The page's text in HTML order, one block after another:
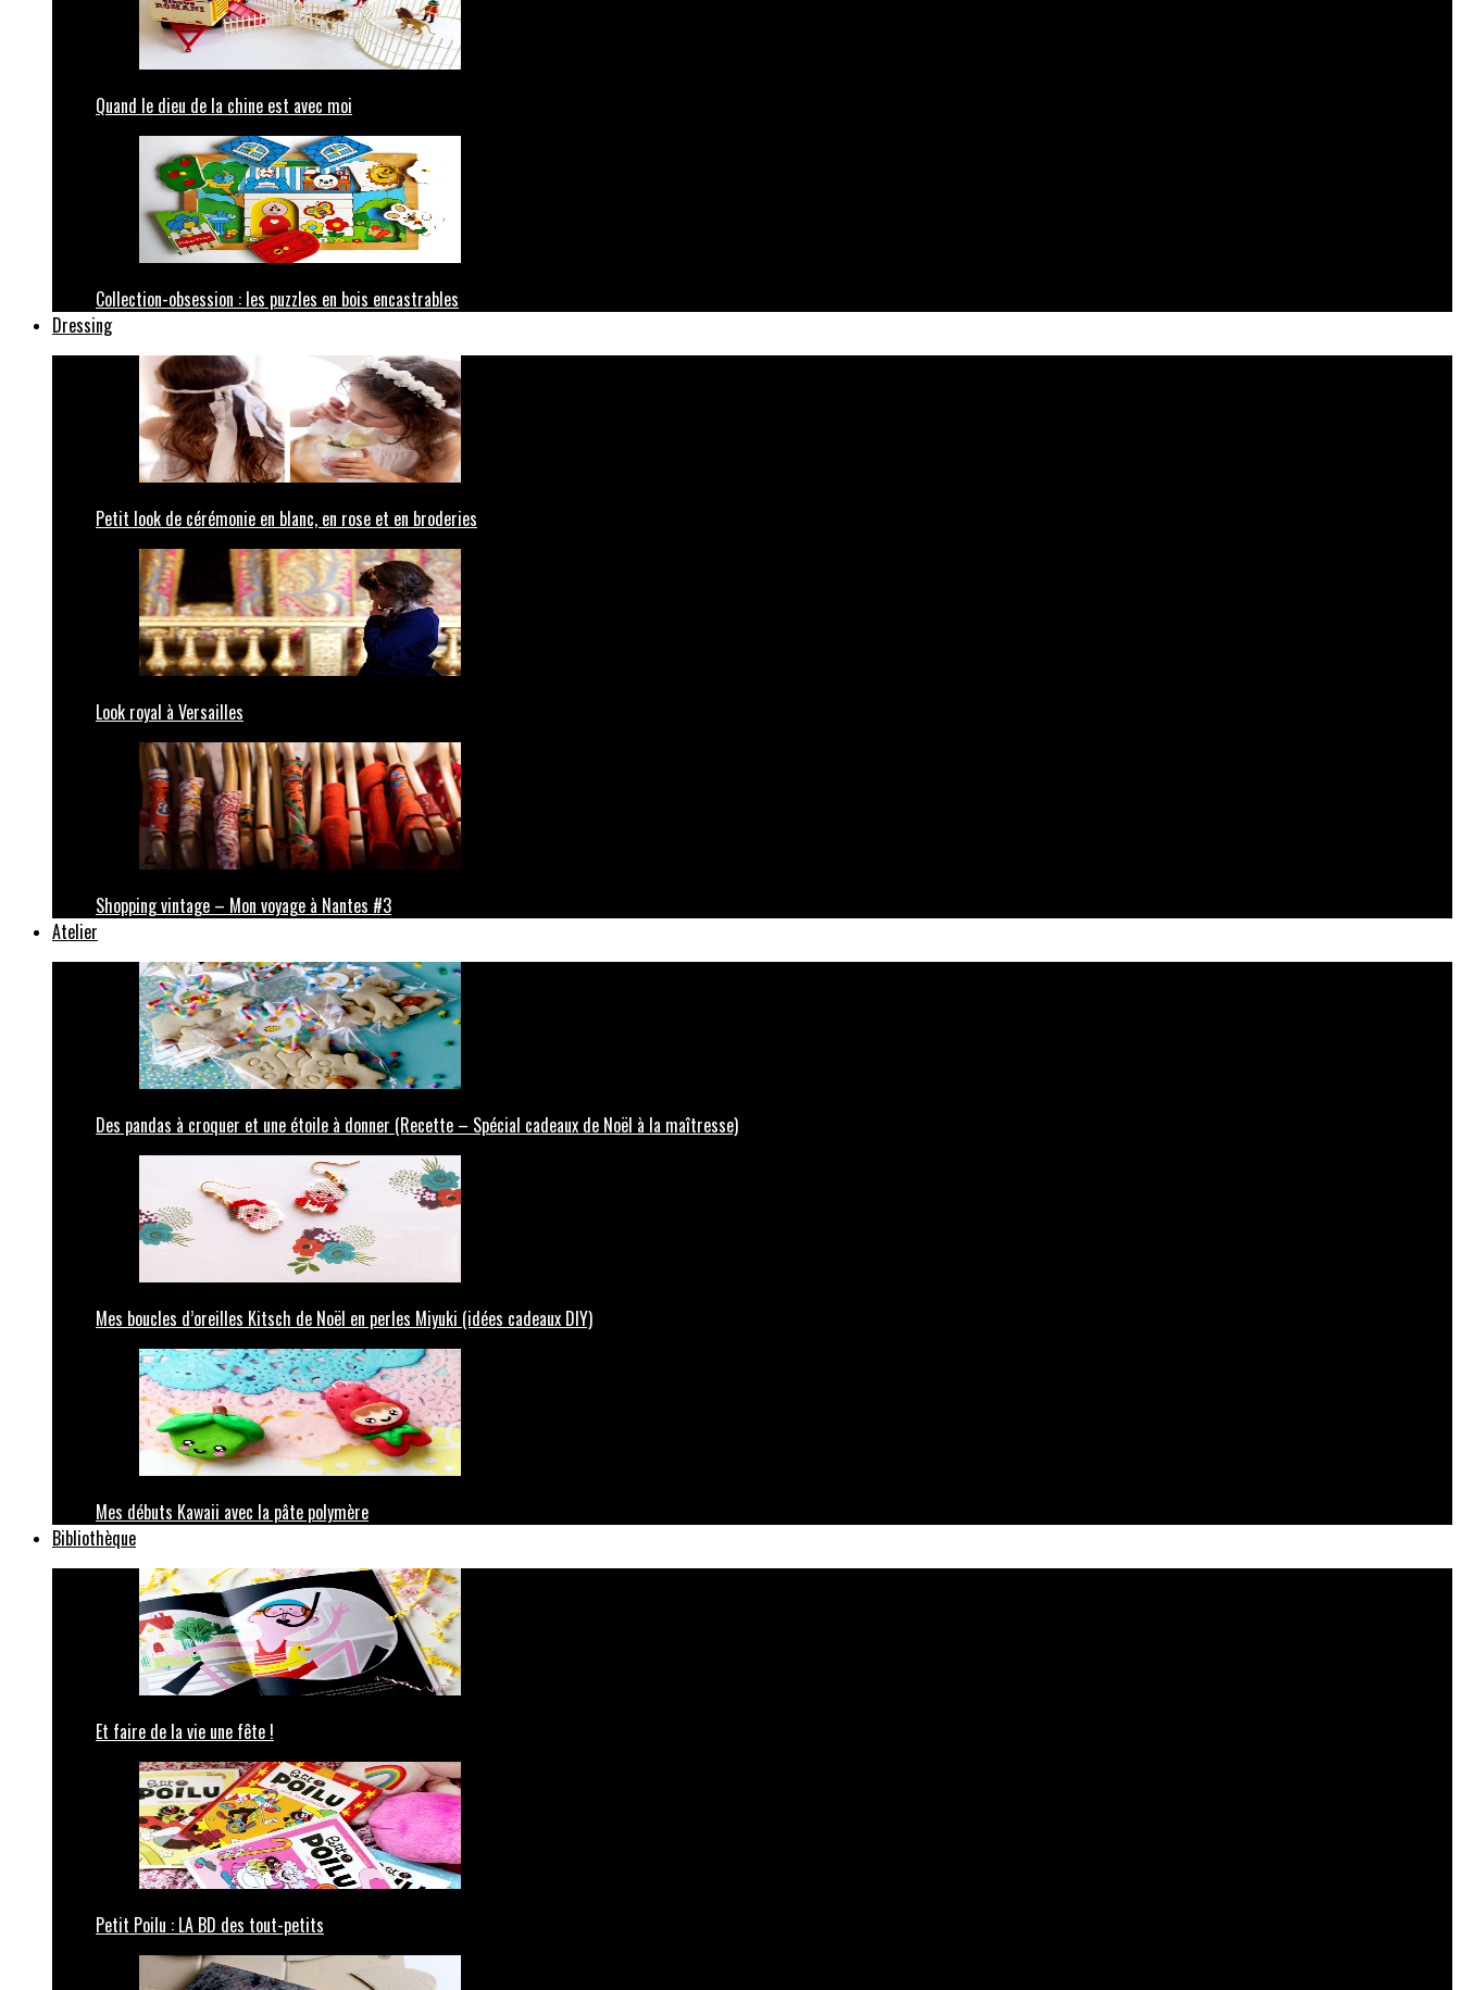
Quand le dieu de la chine est avec moi
Collection-obsession : les puzzles en bois encastrables
Dressing
Petit look de cérémonie en blanc, en rose et en broderies
Look royal à Versailles
Shopping vintage – Mon voyage à Nantes #3
Atelier
Des pandas à croquer et une étoile à donner (Recette – Spécial cadeaux de Noël à la maîtresse)
Mes boucles d’oreilles Kitsch de Noël en perles Miyuki (idées cadeaux DIY)
Mes débuts Kawaii avec la pâte polymère
Bibliothèque
Et faire de la vie une fête !
Petit Poilu : LA BD des tout-petits